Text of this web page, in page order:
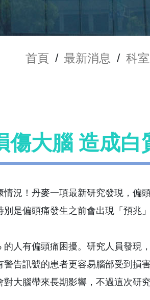
首頁 / 最新消息 / 科
傷大腦 造成白
況！丹麥一項最新研究發現，偏
是偏頭痛發生之前會出現「預兆
人有偏頭痛困擾。研究人員發現
告訊號的患者更容易腦部受到損
大腦帶來長期影響，不過這次研